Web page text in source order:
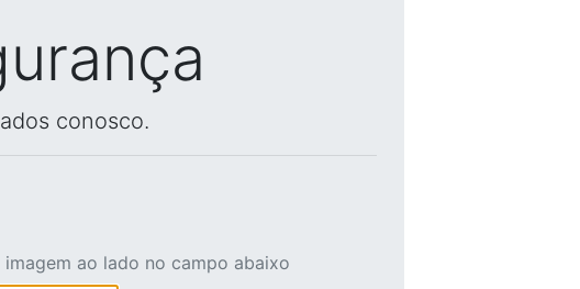
conosco.
ao lado no campo abaixo